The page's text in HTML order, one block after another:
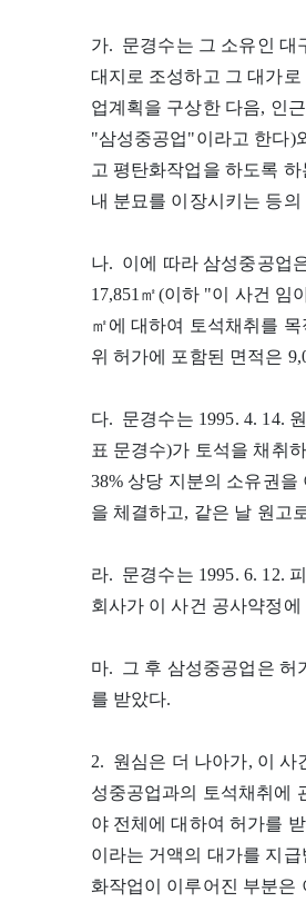
가. 문경수는 그 소유인 대
대지로 조성하고 그 대가
업계획을 구상한 다음, 인
"삼성중공업"이라고 한다)
고 평탄화작업을 하도록
내 분묘를 이장시키는 등
나. 이에 따라 삼성중공업
17,851㎡(이하 "이 사건 임
㎡에 대하여 토석채취를
위 허가에 포함된 면적은
다. 문경수는 1995. 4. 14.
표 문경수)가 토석을 채취
38% 상당 지분의 소유권
을 체결하고, 같은 날 원고
라. 문경수는 1995. 6. 12.
회사가 이 사건 공사약정
마. 그 후 삼성중공업은 허
를 받았다.
2. 원심은 더 나아가, 이 사
성중공업과의 토석채취에
야 전체에 대하여 허가를
이라는 거액의 대가를 지
화작업이 이루어진 부분은